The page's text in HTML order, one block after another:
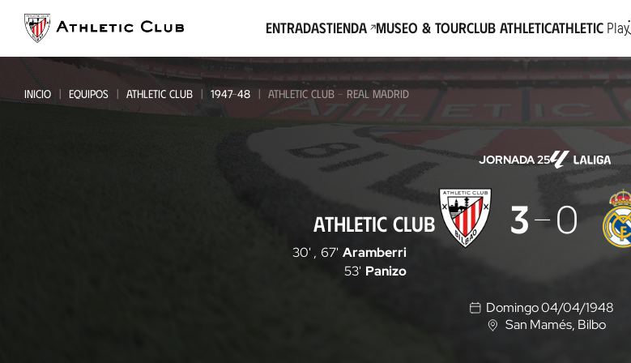
contenido
principal
EntradasTienda Museo & TourClub AthleticAthletic Play
INICIO EQUIPOS ATHLETIC CLUB 1947-48 ATHLETIC CLUB - REAL MADRID
JORNADA 25
ATHLETIC CLUB 3 0
30', 67' Aramberri
53' Panizo
Domingo 04/04/1948
U
San Mamés, Bilbo